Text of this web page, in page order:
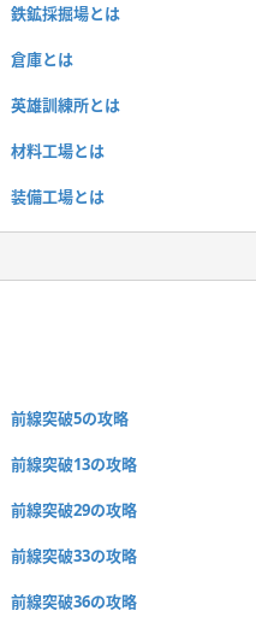
鉄鉱採掘場とは
倉庫とは
英雄訓練所とは
材料工場とは
装備工場とは
前線突破5の攻略
前線突破13の攻略
前線突破29の攻略
前線突破33の攻略
前線突破36の攻略